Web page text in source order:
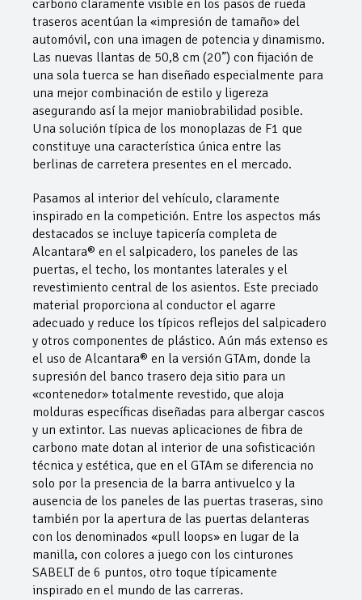
carbono claramente visible en los pasos de rueda
traseros acentúan la «impresión de tamaño» del
automóvil, con una imagen de potencia y dinamismo.
Las nuevas llantas de 50,8 cm (20”) con fijación de
una sola tuerca se han diseñado especialmente para
una mejor combinación de estilo y ligereza
asegurando así la mejor maniobrabilidad posible.
Una solución típica de los monoplazas de F1 que
constituye una característica única entre las
berlinas de carretera presentes en el mercado.
Pasamos al interior del vehículo, claramente
inspirado en la competición. Entre los aspectos más
destacados se incluye tapicería completa de
Alcantara® en el salpicadero, los paneles de las
puertas, el techo, los montantes laterales y el
revestimiento central de los asientos. Este preciado
material proporciona al conductor el agarre
adecuado y reduce los típicos reflejos del salpicadero
y otros componentes de plástico. Aún más extenso es
el uso de Alcantara® en la versión GTAm, donde la
supresión del banco trasero deja sitio para un
«contenedor» totalmente revestido, que aloja
molduras específicas diseñadas para albergar cascos
y un extintor. Las nuevas aplicaciones de fibra de
carbono mate dotan al interior de una sofisticación
técnica y estética, que en el GTAm se diferencia no
solo por la presencia de la barra antivuelco y la
ausencia de los paneles de las puertas traseras, sino
también por la apertura de las puertas delanteras
con los denominados «pull loops» en lugar de la
manilla, con colores a juego con los cinturones
SABELT de 6 puntos, otro toque típicamente
inspirado en el mundo de las carreras.